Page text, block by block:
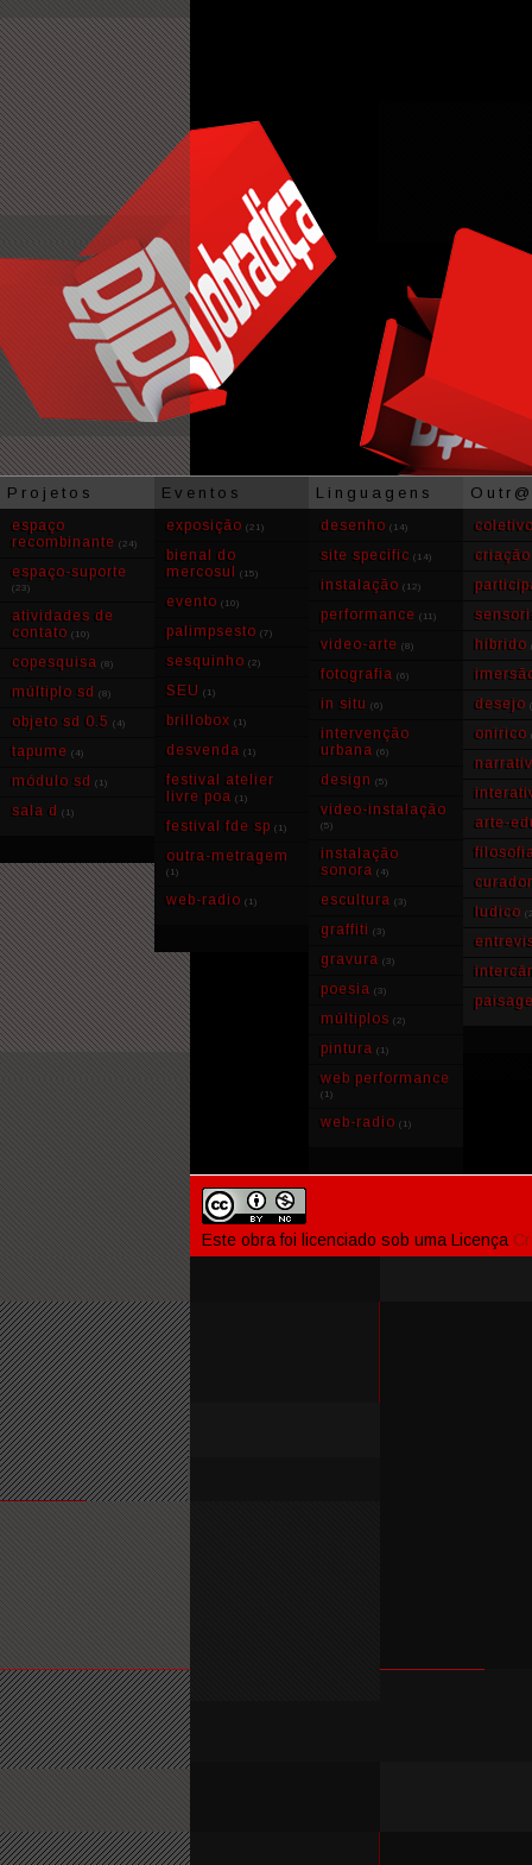
Projetos
espaço
recombinante (24)
espaço-suporte
(23)
atividades de
contato (10)
copesquisa (8)
múltiplo sd (8)
objeto sd 0.5 (4)
tapume (4)
módulo sd (1)
sala d (1)
Eventos
exposição (21)
bienal do
mercosul (15)
evento (10)
palimpsesto (7)
sesquinho (2)
SEU (1)
brillobox (1)
desvenda (1)
festival atelier
livre poa (1)
festival fde sp (1)
outra-metragem
(1)
web-radio (1)
Linguagens
desenho (14)
site specific (14)
instalação (12)
performance (11)
video-arte (8)
fotografia (6)
in situ (6)
intervenção
urbana (6)
design (5)
video-instalação
(5)
instalação
sonora (4)
escultura (3)
graffiti (3)
gravura (3)
poesia (3)
múltiplos (2)
pintura (1)
web performance
(1)
web-radio (1)
criação
híbrido
desejo
onírico
arte-
ludico
Este obra foi licenciado sob uma Licença